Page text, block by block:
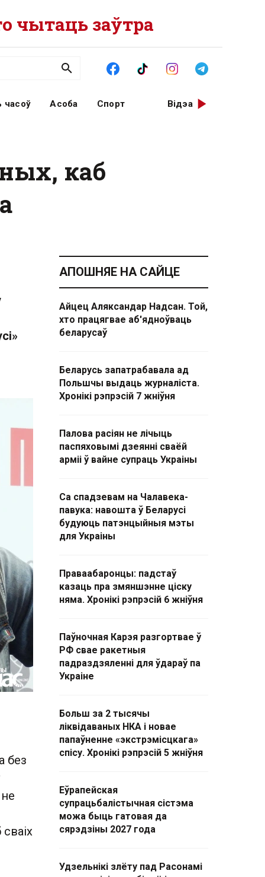
чытаць заўтра
часоў Асоба Спорт Відэа
каб
без
АПОШНЯЕ НА САЙЦЕ
Айцец Аляксандар Надсан. Той,
хто працягвае аб'ядноўваць
беларусаў
Беларусь запатрабавала ад
Польшчы выдаць журналіста.
Хронікі рэпрэсій 7 жніўня
Палова расіян не лічыць
паспяховымі дзеянні сваёй
арміі ў вайне супраць Украіны
Са спадзевам на Чалавека-
павука: навошта ў Беларусі
будуюць патэнцыйныя мэты
для Украіны
Праваабаронцы: падстаў
казаць пра змяншэнне ціску
няма. Хронікі рэпрэсій 6 жніўня
Паўночная Карэя разгортвае ў
РФ свае ракетныя
падраздзяленні для ўдараў па
Украіне
Больш за 2 тысячы
ліквідаваных НКА і новае
папаўненне «экстрэмісцкага»
спісу. Хронікі рэпрэсій 5 жніўня
Еўрапейская
супрацьбалістычная сістэма
можа быць гатовая да
сярэдзіны 2027 года
Удзельнікі злёту пад Расонамі